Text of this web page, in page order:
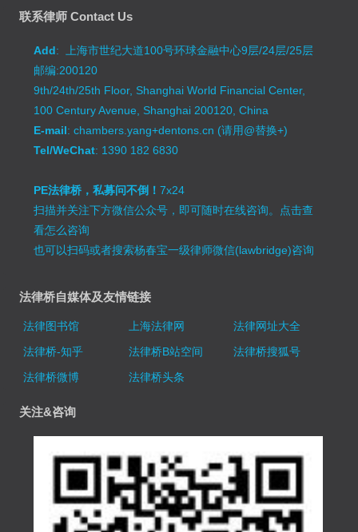
联系律师 Contact Us
Add: 上海市世纪大道100号环球金融中心9层/24层/25层
邮编:200120
9th/24th/25th Floor, Shanghai World Financial Center,
100 Century Avenue, Shanghai 200120, China
E-mail: chambers.yang+dentons.cn (请用@替换+)
Tel/WeChat: 1390 182 6830
PE法律桥，私募问不倒！7x24
扫描并关注下方微信公众号，即可随时在线咨询。 点击查
看怎么咨询
也可以扫码或者搜索杨春宝一级律师微信(lawbridge)咨询
法律桥自媒体及友情链接
法律图书馆 上海法律网
法律网址大全
法律桥-知乎
法律桥B站空间
法律桥搜狐号
法律桥微博
法律桥头条
关注&咨询